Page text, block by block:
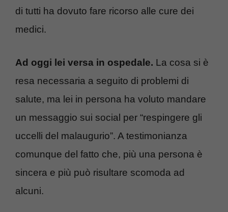
di tutti ha dovuto fare ricorso alle cure dei
medici.
Ad oggi lei versa in ospedale. La cosa si è
resa necessaria a seguito di problemi di
salute, ma lei in persona ha voluto mandare
un messaggio sui social per “respingere gli
uccelli del malaugurio”. A testimonianza
comunque del fatto che, più una persona è
sincera e più può risultare scomoda ad
alcuni.